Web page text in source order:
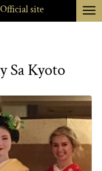
ABOUT
CANCELLATION
Official site menu
Sa Kyoto